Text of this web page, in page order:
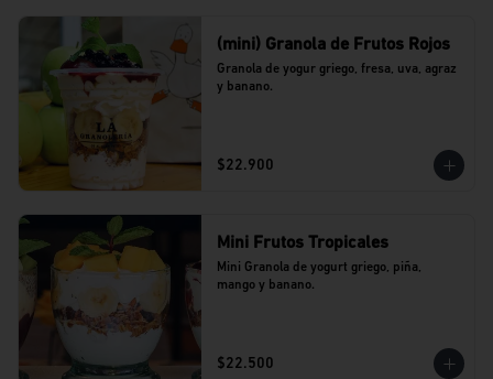
(mini) Granola de Frutos Rojos
Granola de yogur griego, fresa, uva, agraz
y banano.
$22.900
Mini Frutos Tropicales
Mini Granola de yogurt griego, piña,
mango y banano.
$22.500